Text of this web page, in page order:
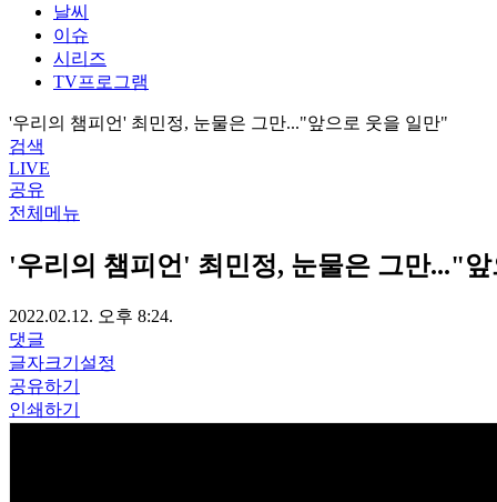
날씨
이슈
시리즈
TV프로그램
'우리의 챔피언' 최민정, 눈물은 그만..."앞으로 웃을 일만"
검색
LIVE
공유
전체메뉴
'우리의 챔피언' 최민정, 눈물은 그만..."
2022.02.12. 오후 8:24.
댓글
글자크기설정
공유하기
인쇄하기